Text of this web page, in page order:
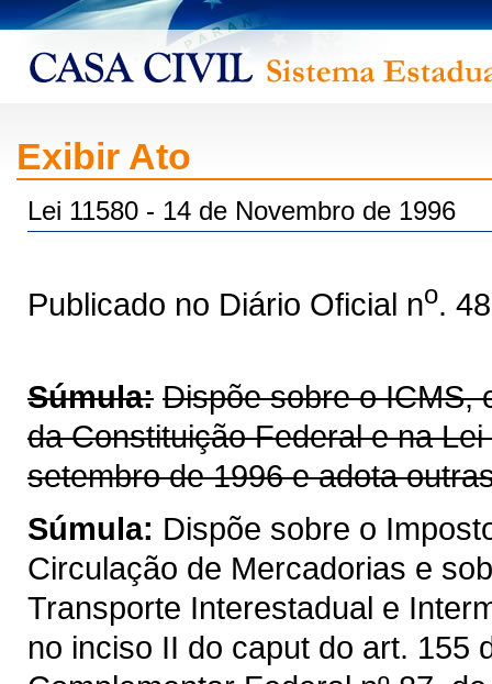
Exibir Ato
Lei 11580 - 14 de Novembro de 1996
Publicado no Diário Oficial no.
Súmula: Dispõe sobre o ICMS,
da Constituição Federal e na
setembro de 1996 e adota
Súmula: Dispõe sobre o
Circulação de Mercadorias e
Transporte Interestadual e
no inciso II do caput do art. 155